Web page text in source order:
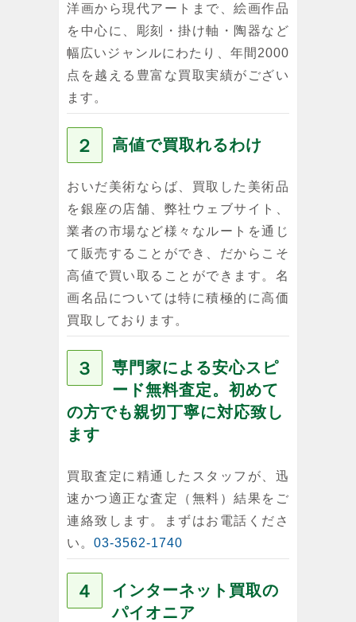
洋画から現代アートまで、絵画作品
を中心に、彫刻・掛け軸・陶器など
幅広いジャンルにわたり、年間2000
点を越える豊富な買取実績がござい
ます。
２ 高値で買取れるわけ
おいだ美術ならば、買取した美術品
を銀座の店舗、弊社ウェブサイト、
業者の市場など様々なルートを通じ
て販売することができ、だからこそ
高値で買い取ることができます。名
画名品については特に積極的に高価
買取しております。
３
専門家による安心スピ
ード無料査定。初めて
の方でも親切丁寧に対応致し
ます
買取査定に精通したスタッフが、迅
速かつ適正な査定（無料）結果をご
連絡致します。まずはお電話くださ
い。 03-3562-1740
４
インターネット買取の
パイオニア